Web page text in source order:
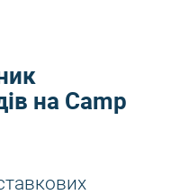
на Camp